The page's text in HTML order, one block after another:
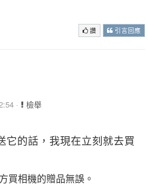
讚 引言回應
· 檢舉
它的話，我現在立刻就去買
買相機的贈品無誤。